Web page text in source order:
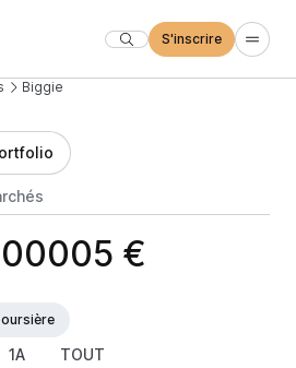
S'inscrire
Biggie
€
1A TOUT